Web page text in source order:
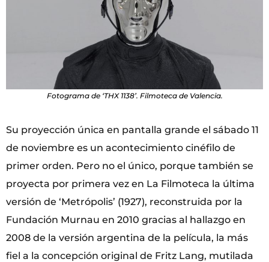
Fotograma de ‘THX 1138’. Filmoteca de Valencia.
Su proyección única en pantalla grande el sábado 11
de noviembre es un acontecimiento cinéfilo de
primer orden. Pero no el único, porque también se
proyecta por primera vez en La Filmoteca la última
versión de ‘Metrópolis’ (1927), reconstruida por la
Fundación Murnau en 2010 gracias al hallazgo en
2008 de la versión argentina de la película, la más
fiel a la concepción original de Fritz Lang, mutilada